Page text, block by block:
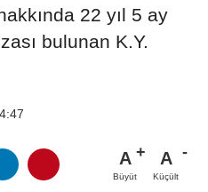
22 yıl 5 ay
bulunan K.Y.
A
Büyüt
A
Küçült